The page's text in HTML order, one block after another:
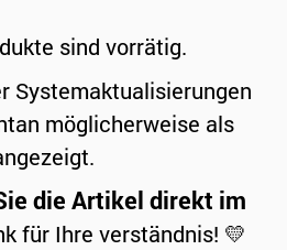
sind vorrätig.
Systemaktualisierungen
möglicherweise als
die Artikel direkt im
für Ihre verständnis! 💛